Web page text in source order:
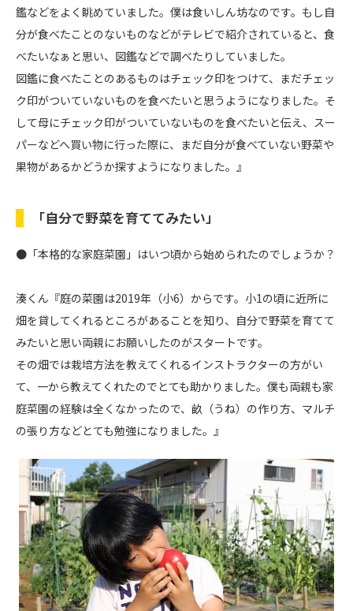
鑑などをよく眺めていました。僕は食いしん坊なのです。もし自
分が食べたことのないものなどがテレビで紹介されていると、食
べたいなぁと思い、図鑑などで調べたりしていました。
図鑑に食べたことのあるものはチェック印をつけて、まだチェッ
ク印がついていないものを食べたいと思うようになりました。そ
して母にチェック印がついていないものを食べたいと伝え、スー
パーなどへ買い物に行った際に、まだ自分が食べていない野菜や
果物があるかどうか探すようになりました。』
「自分で野菜を育ててみたい」
●「本格的な家庭菜園」はいつ頃から始められたのでしょうか？
湊くん『庭の菜園は2019年（小6）からです。小1の頃に近所に
畑を貸してくれるところがあることを知り、自分で野菜を育てて
みたいと思い両親にお願いしたのがスタートです。
その畑では栽培方法を教えてくれるインストラクターの方がい
て、一から教えてくれたのでとても助かりました。僕も両親も家
庭菜園の経験は全くなかったので、畝（うね）の作り方、マルチ
の張り方などとても勉強になりました。』